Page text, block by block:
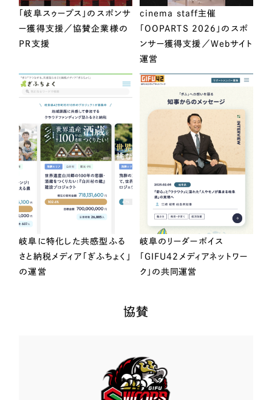
「岐阜スゥープス」のスポンサ
ー獲得支援／協賛企業様の
PR支援
cinema staff主催
「OOPARTS 2026」のスポ
ンサー獲得支援／Webサイト
運営
岐阜に特化した共感型ふる
さと納税メディア「ぎふちょく」
の運営
岐阜のリーダーボイス
「GIFU42メディアネットワー
ク」の共同運営
協賛